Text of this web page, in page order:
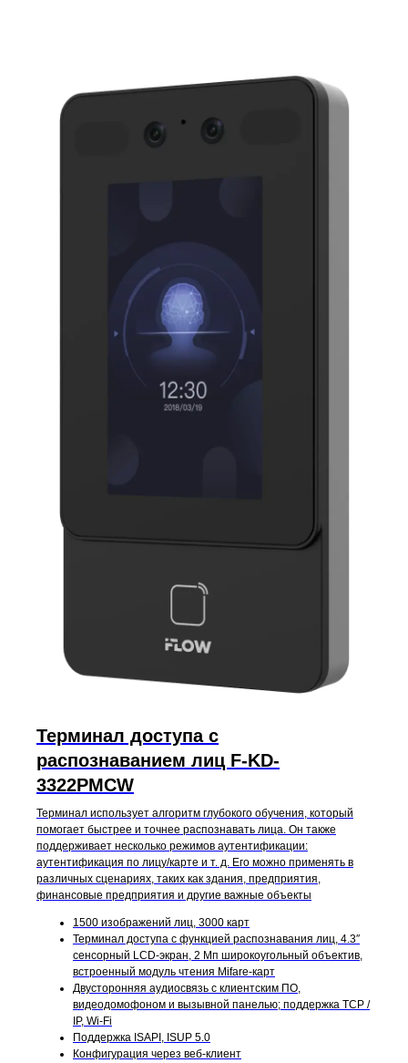
Терминал доступа с
распознаванием лиц F-KD-
3322PMCW
Терминал использует алгоритм глубокого обучения, который
помогает быстрее и точнее распознавать лица. Он также
поддерживает несколько режимов аутентификации:
аутентификация по лицу/карте и т. д. Его можно применять в
различных сценариях, таких как здания, предприятия,
финансовые предприятия и другие важные объекты
1500 изображений лиц, 3000 карт
Терминал доступа с функцией распознавания лиц, 4.3′′
сенсорный LCD-экран, 2 Мп широкоугольный объектив,
встроенный модуль чтения Mifare-карт
Двусторонняя аудиосвязь с клиентским ПО,
видеодомофоном и вызывной панелью; поддержка TCP /
IP, Wi-Fi
Поддержка ISAPI, ISUP 5.0
Конфигурация через веб-клиент